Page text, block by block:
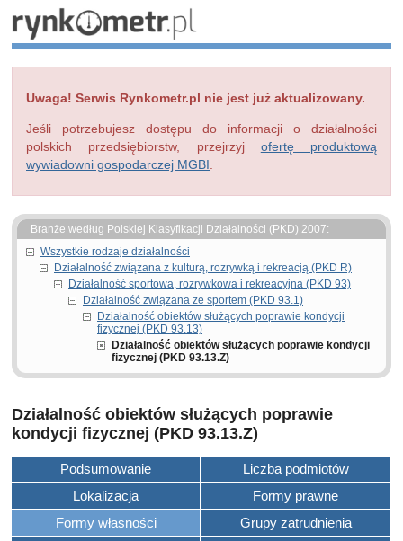
Uwaga! Serwis Rynkometr.pl nie jest już aktualizowany.
Jeśli potrzebujesz dostępu do informacji o działalności
polskich przedsiębiorstw, przejrzyj ofertę produktową
wywiadowni gospodarczej MGBI
Branże według Polskiej Klasyfikacji Działalności (PKD) 2007:
Wszystkie rodzaje działalności
Działalność związana z kulturą, rozrywką i rekreacją (PKD R)
Działalność sportowa, rozrywkowa i rekreacyjna (PKD 93)
Działalność związana ze sportem (PKD 93.1)
Działalność obiektów służących poprawie kondycji
fizycznej (PKD 93.13)
Działalność obiektów służących poprawie kondycji
fizycznej (PKD 93.13.Z)
Działalność obiektów służących poprawie
kondycji fizycznej (PKD 93.13.Z)
Podsumowanie
Liczba podmiotów
Lokalizacja
Formy prawne
Formy własności
Grupy zatrudnienia